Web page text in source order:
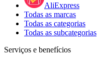
AliExpress
Todas as marcas
Todas as categorias
Todas as subcategorias
Serviços e benefícios